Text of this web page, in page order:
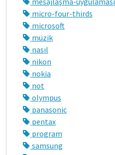
micro-four-thirds
microsoft
müzik
nasıl
nikon
nokia
not
olympus
panasonic
pentax
program
samsung